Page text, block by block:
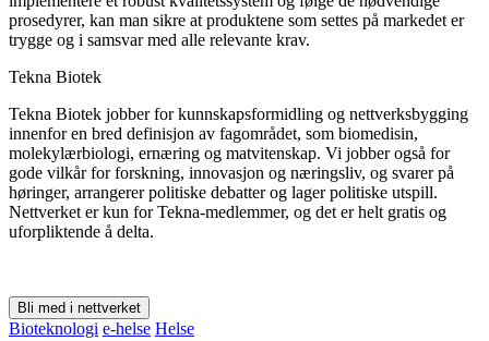
prosedyrer, kan man sikre at produktene som settes på markedet er
trygge og i samsvar med alle relevante krav.
Tekna Biotek
Tekna Biotek jobber for kunnskapsformidling og nettverksbygging
innenfor en bred definisjon av fagområdet, som biomedisin,
molekylærbiologi, ernæring og matvitenskap. Vi jobber også for
gode vilkår for forskning, innovasjon og næringsliv, og svarer på
høringer, arrangerer politiske debatter og lager politiske utspill.
Nettverket er kun for Tekna-medlemmer, og det er helt gratis og
uforpliktende å delta.
Bli med i nettverket
Bioteknologi e-helse Helse